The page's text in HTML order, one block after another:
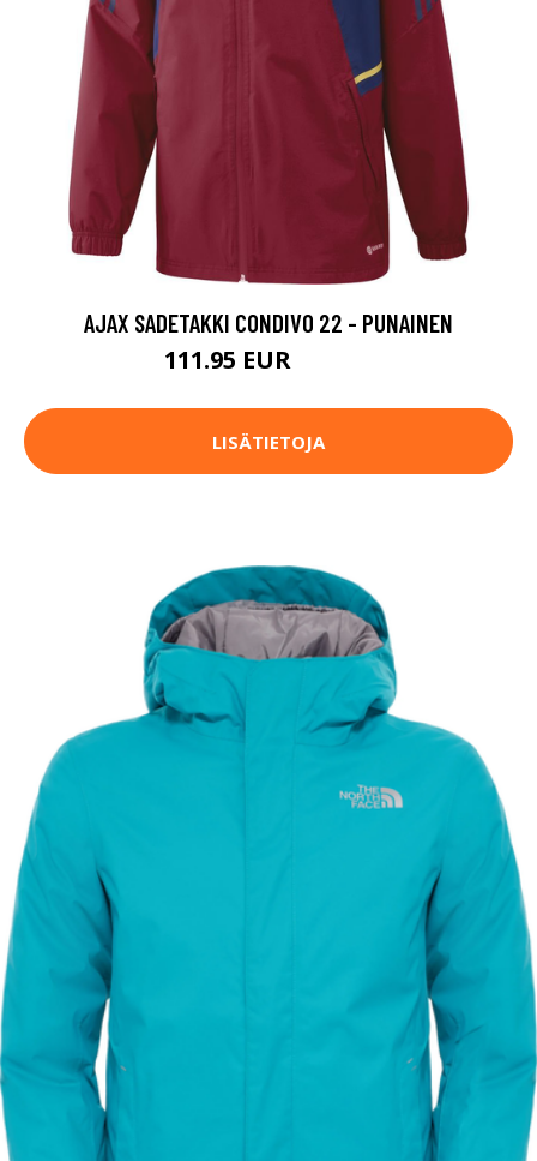
AJAX SADETAKKI CONDIVO 22 - PUNAINEN
111.95 EUR
LISÄTIETOJA